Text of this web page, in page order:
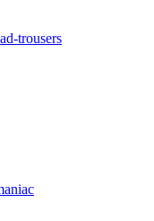
trousers